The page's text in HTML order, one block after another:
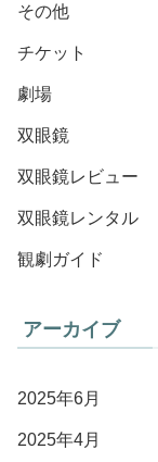
その他
チケット
劇場
双眼鏡
双眼鏡レビュー
双眼鏡レンタル
観劇ガイド
アーカイブ
2025年6月
2025年4月